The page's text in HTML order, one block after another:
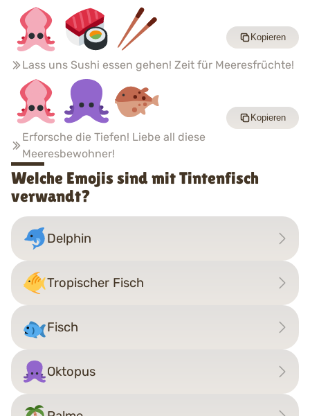
Lass uns Sushi essen gehen! Zeit für Meeresfrüchte!
Kopieren
Erforsche die Tiefen! Liebe all diese
Meeresbewohner!
Kopieren
Welche Emojis sind mit Tintenfisch
verwandt?
Delphin
Tropischer Fisch
Fisch
Oktopus